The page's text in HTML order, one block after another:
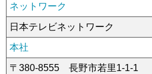
情報セキュリティ基本方針
子育て応援の取り組み
一般事業主行動計画
ネットワーク
日本テレビネットワーク
本社
〒380-8555 長野市若里1-1-1